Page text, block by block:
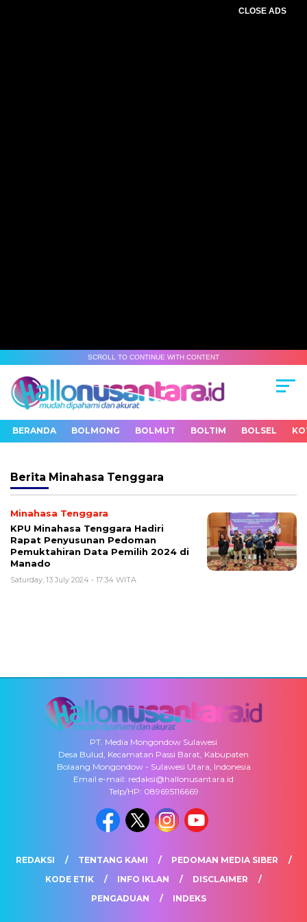
CLOSE ADS
SCROLL TO CONTINUE WITH CONTENT
BERANDA BOLMONG BOLMUT BOLTIM BOLSEL
Berita Minahasa Tenggara
Minahasa Tenggara
KPU Minahasa Tenggara Hadiri
Rapat Penyusunan Pedoman
Pemuktahiran Data Pemilih 2024 di
Manado
Saturday, 13 July 2024 - 17:34 WITA
PT. Media Mongondow Sulawesi
Desa Bulud, Kecamatan Passi Barat, Kabupaten
Bolaang Mongondow - Sulawesi Utara, Indonesia
Email e-mail: redaksi@hallonusantara.id
Telp/HP: 089695116669
REDAKSI TENTANG KAMI
PEDOMAN MEDIA SIBER
KODE ETIK
INFO IKLAN
DISCLAIMER
PENGADUAN
INDEKS